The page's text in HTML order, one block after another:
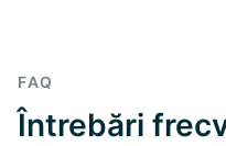
FAQ
Întrebări